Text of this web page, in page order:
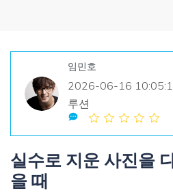
분실/삭제된 데이터 무료 복구
기타 프로그램
Repairit - 데이터 복구
데이터 손실 시나리오
모든 기능 확인하기
임민호
2026-06-16
루션
실수로 지운 사진을
을 때